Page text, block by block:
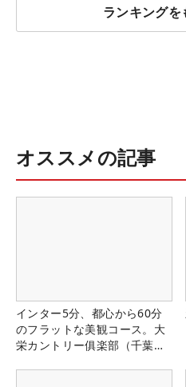
ランキングを
オススメの記事
インター5分、都心から60分
のフラットな美観コース。大
栄カントリー俱楽部（千葉